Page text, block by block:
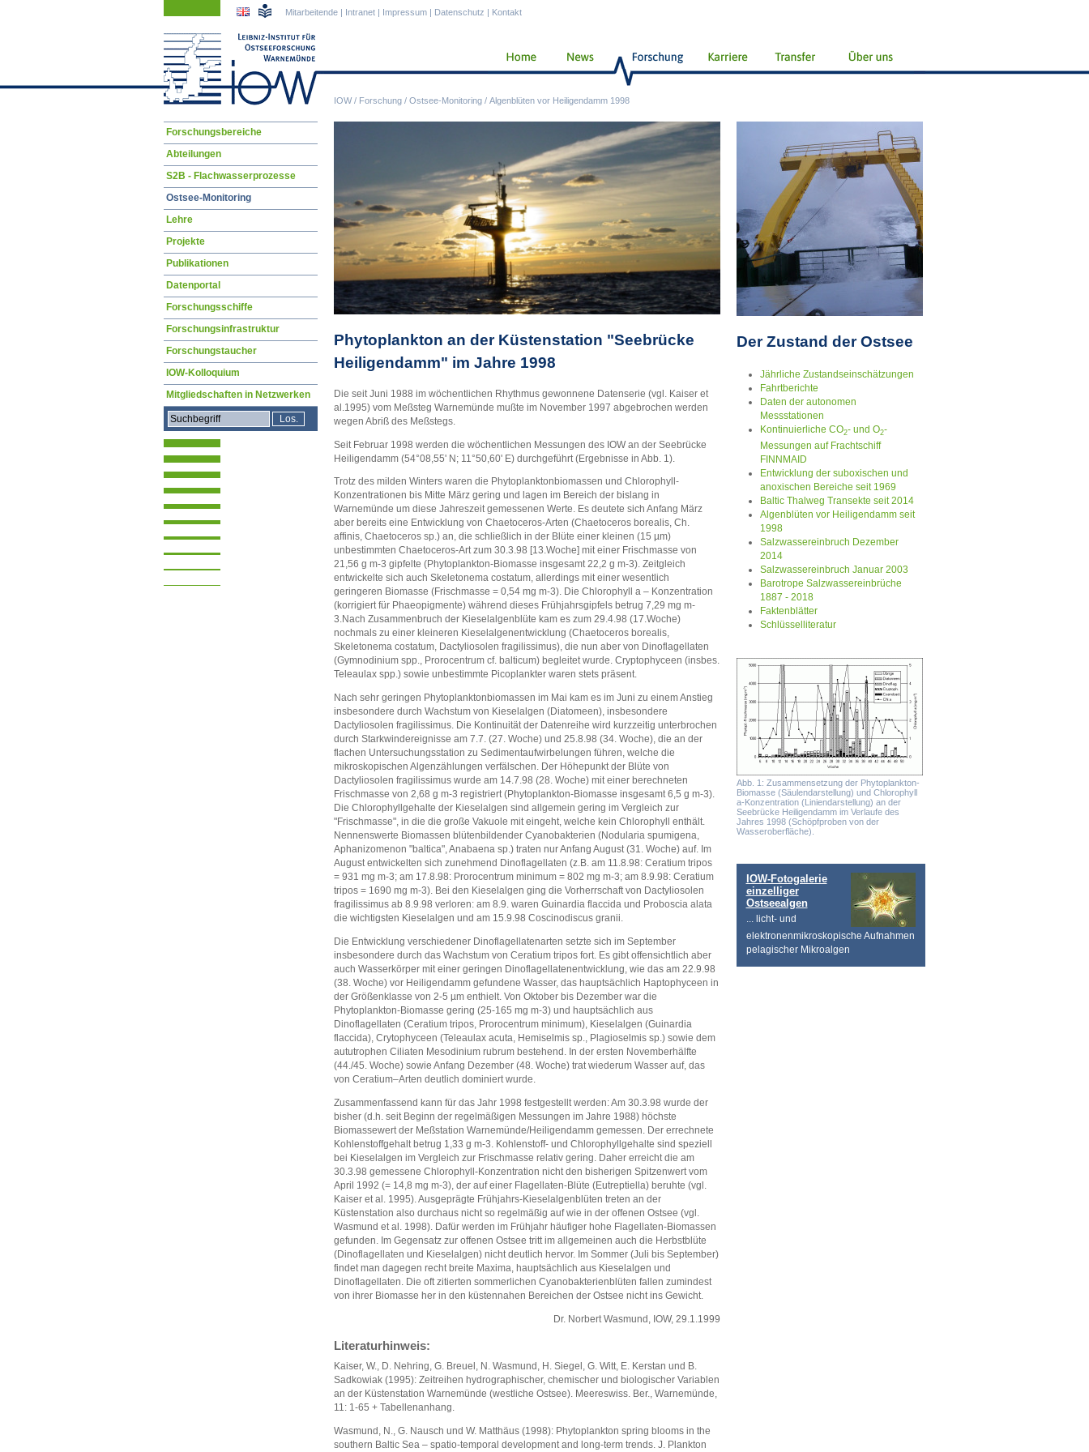
IOW/ Forschung / Ostsee-Monitoring / Algenblüten vor Heiligendamm 1998
Mitarbeitende | Intranet | Impressum | Datenschutz | Kontakt
Phytoplankton an der Küstenstation "Seebrücke
Heiligendamm" im Jahre 1998
Die seit Juni 1988 im wöchentlichen Rhythmus gewonnene Datenserie (vgl. Kaiser et
al.1995) vom Meßsteg Warnemünde mußte im November 1997 abgebrochen werden
wegen Abriß des Meßstegs.
Seit Februar 1998 werden die wöchentlichen Messungen des IOW an der Seebrücke
Heiligendamm (54°08,55' N; 11°50,60' E) durchgeführt (Ergebnisse in Abb. 1).
Trotz des milden Winters waren die Phytoplanktonbiomassen und Chlorophyll-
Konzentrationen bis Mitte März gering und lagen im Bereich der bislang in
Warnemünde um diese Jahreszeit gemessenen Werte. Es deutete sich Anfang März
aber bereits eine Entwicklung von Chaetoceros-Arten (Chaetoceros borealis, Ch.
affinis, Chaetoceros sp.) an, die schließlich in der Blüte einer kleinen (15 µm)
unbestimmten Chaetoceros-Art zum 30.3.98 [13.Woche] mit einer Frischmasse von
21,56 g m-3 gipfelte (Phytoplankton-Biomasse insgesamt 22,2 g m-3). Zeitgleich
entwickelte sich auch Skeletonema costatum, allerdings mit einer wesentlich
geringeren Biomasse (Frischmasse = 0,54 mg m-3). Die Chlorophyll a – Konzentration
(korrigiert für Phaeopigmente) während dieses Frühjahrsgipfels betrug 7,29 mg m-
3.Nach Zusammenbruch der Kieselalgenblüte kam es zum 29.4.98 (17.Woche)
nochmals zu einer kleineren Kieselalgenentwicklung (Chaetoceros borealis,
Skeletonema costatum, Dactyliosolen fragilissimus), die nun aber von Dinoflagellaten
(Gymnodinium spp., Prorocentrum cf. balticum) begleitet wurde. Cryptophyceen (insbes.
Teleaulax spp.) sowie unbestimmte Picoplankter waren stets präsent.
Nach sehr geringen Phytoplanktonbiomassen im Mai kam es im Juni zu einem Anstieg
insbesondere durch Wachstum von Kieselalgen (Diatomeen), insbesondere
Dactyliosolen fragilissimus. Die Kontinuität der Datenreihe wird kurzzeitig unterbrochen
durch Starkwindereignisse am 7.7. (27. Woche) und 25.8.98 (34. Woche), die an der
flachen Untersuchungsstation zu Sedimentaufwirbelungen führen, welche die
mikroskopischen Algenzählungen verfälschen. Der Höhepunkt der Blüte von
Dactyliosolen fragilissimus wurde am 14.7.98 (28. Woche) mit einer berechneten
Frischmasse von 2,68 g m-3 registriert (Phytoplankton-Biomasse insgesamt 6,5 g m-3).
Die Chlorophyllgehalte der Kieselalgen sind allgemein gering im Vergleich zur
"Frischmasse", in die die große Vakuole mit eingeht, welche kein Chlorophyll enthält.
Nennenswerte Biomassen blütenbildender Cyanobakterien (Nodularia spumigena,
Aphanizomenon "baltica", Anabaena sp.) traten nur Anfang August (31. Woche) auf. Im
August entwickelten sich zunehmend Dinoflagellaten (z.B. am 11.8.98: Ceratium tripos
= 931 mg m-3; am 17.8.98: Prorocentrum minimum = 802 mg m-3; am 8.9.98: Ceratium
tripos = 1690 mg m-3). Bei den Kieselalgen ging die Vorherrschaft von Dactyliosolen
fragilissimus ab 8.9.98 verloren: am 8.9. waren Guinardia flaccida und Proboscia alata
die wichtigsten Kieselalgen und am 15.9.98 Coscinodiscus granii.
Die Entwicklung verschiedener Dinoflagellatenarten setzte sich im September
insbesondere durch das Wachstum von Ceratium tripos fort. Es gibt offensichtlich aber
auch Wasserkörper mit einer geringen Dinoflagellatenentwicklung, wie das am 22.9.98
(38. Woche) vor Heiligendamm gefundene Wasser, das hauptsächlich Haptophyceen in
der Größenklasse von 2-5 µm enthielt. Von Oktober bis Dezember war die
Phytoplankton-Biomasse gering (25-165 mg m-3) und hauptsächlich aus
Dinoflagellaten (Ceratium tripos, Prorocentrum minimum), Kieselalgen (Guinardia
flaccida), Crytophyceen (Teleaulax acuta, Hemiselmis sp., Plagioselmis sp.) sowie dem
aututrophen Ciliaten Mesodinium rubrum bestehend. In der ersten Novemberhälfte
(44./45. Woche) sowie Anfang Dezember (48. Woche) trat wiederum Wasser auf, das
von Ceratium–Arten deutlich dominiert wurde.
Zusammenfassend kann für das Jahr 1998 festgestellt werden: Am 30.3.98 wurde der
bisher (d.h. seit Beginn der regelmäßigen Messungen im Jahre 1988) höchste
Biomassewert der Meßstation Warnemünde/Heiligendamm gemessen. Der errechnete
Kohlenstoffgehalt betrug 1,33 g m-3. Kohlenstoff- und Chlorophyllgehalte sind speziell
bei Kieselalgen im Vergleich zur Frischmasse relativ gering. Daher erreicht die am
30.3.98 gemessene Chlorophyll-Konzentration nicht den bisherigen Spitzenwert vom
April 1992 (= 14,8 mg m-3), der auf einer Flagellaten-Blüte (Eutreptiella) beruhte (vgl.
Kaiser et al. 1995). Ausgeprägte Frühjahrs-Kieselalgenblüten treten an der
Küstenstation also durchaus nicht so regelmäßig auf wie in der offenen Ostsee (vgl.
Wasmund et al. 1998). Dafür werden im Frühjahr häufiger hohe Flagellaten-Biomassen
gefunden. Im Gegensatz zur offenen Ostsee tritt im allgemeinen auch die Herbstblüte
(Dinoflagellaten und Kieselalgen) nicht deutlich hervor. Im Sommer (Juli bis September)
findet man dagegen recht breite Maxima, hauptsächlich aus Kieselalgen und
Dinoflagellaten. Die oft zitierten sommerlichen Cyanobakterienblüten fallen zumindest
von ihrer Biomasse her in den küstennahen Bereichen der Ostsee nicht ins Gewicht.
Dr. Norbert Wasmund, IOW, 29.1.1999
Literaturhinweis:
Kaiser, W., D. Nehring, G. Breuel, N. Wasmund, H. Siegel, G. Witt, E. Kerstan und B.
Sadkowiak (1995): Zeitreihen hydrographischer, chemischer und biologischer Variablen
an der Küstenstation Warnemünde (westliche Ostsee). Meereswiss. Ber., Warnemünde,
11: 1-65 + Tabellenanhang.
Wasmund, N., G. Nausch und W. Matthäus (1998): Phytoplankton spring blooms in the
southern Baltic Sea – spatio-temporal development and long-term trends. J. Plankton
Der Zustand der Ostsee
Jährliche Zustandseinschätzungen
Fahrtberichte
Daten der autonomen
Messstationen
Kontinuierliche CO2- und O2-
Messungen auf Frachtschiff
FINNMAID
Entwicklung der suboxischen und
anoxischen Bereiche seit 1969
Baltic Thalweg Transekte seit 2014
Algenblüten vor Heiligendamm seit
1998
Salzwassereinbruch Dezember
2014
Salzwassereinbruch Januar 2003
Barotrope Salzwassereinbrüche
1887 - 2018
Faktenblätter
Schlüsselliteratur
Abb. 1: Zusammensetzung der Phytoplankton-
Biomasse (Säulendarstellung) und Chlorophyll
a-Konzentration (Liniendarstellung) an der
Seebrücke Heiligendamm im Verlaufe des
Jahres 1998 (Schöpfproben von der
Wasseroberfläche).
IOW-Fotogalerie
einzelliger
Ostseealgen
... licht- und
elektronenmikroskopische Aufnahmen
pelagischer Mikroalgen
Navigation
überspringen
Forschungsbereiche
Abteilungen
S2B - Flachwasserprozesse
Ostsee-Monitoring
Lehre
Projekte
Publikationen
Datenportal
Forschungsschiffe
Forschungsinfrastruktur
Forschungstaucher
IOW-Kolloquium
Mitgliedschaften in Netzwerken